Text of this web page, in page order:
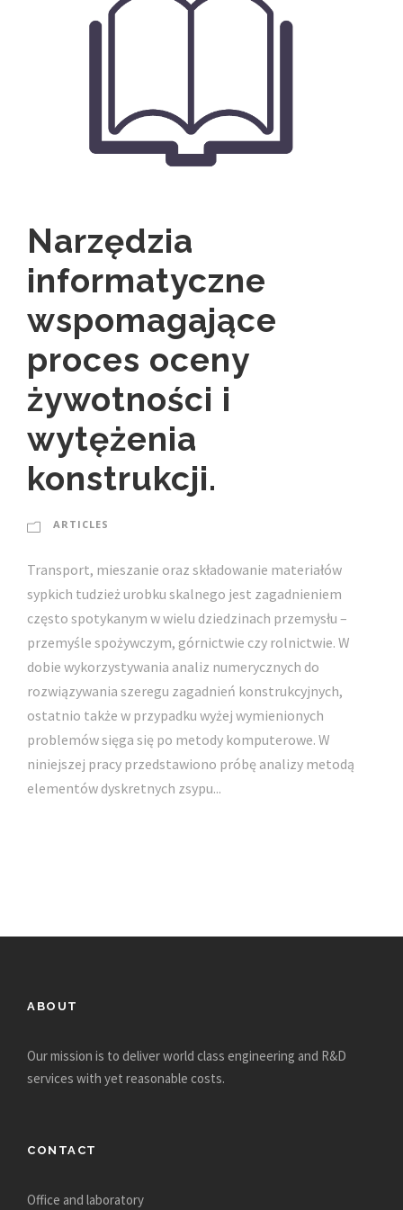
Narzędzia
informatyczne
wspomagające
proces oceny
żywotności i
wytężenia
konstrukcji.
ARTICLES
Transport, mieszanie oraz składowanie materiałów
sypkich tudzież urobku skalnego jest zagadnieniem
często spotykanym w wielu dziedzinach przemysłu –
przemyśle spożywczym, górnictwie czy rolnictwie. W
dobie wykorzystywania analiz numerycznych do
rozwiązywania szeregu zagadnień konstrukcyjnych,
ostatnio także w przypadku wyżej wymienionych
problemów sięga się po metody komputerowe. W
niniejszej pracy przedstawiono próbę analizy metodą
elementów dyskretnych zsypu...
ABOUT
Our mission is to deliver world class engineering and R&D
services with yet reasonable costs.
CONTACT
Office and laboratory